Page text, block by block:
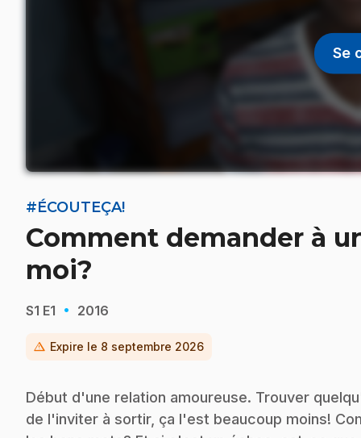
Se
#ÉCOUTEÇA!
Comment demander à
moi?
S1 E1 · 2016
warning Expire le 8 septembre 2026
Début d'une relation amoureuse. Trouver
de l'inviter à sortir, ça l'est beaucoup moins!